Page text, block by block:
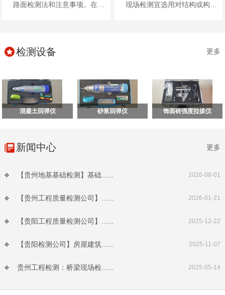
路面检测法和注意事项。在高速公路路面检测中，主要采用的无损检测技术包括图像技术、频谱分析技术、超声波无损检测技术和激光检...
现场检测宜选用对结构或构件无损伤的检测方法。当选用局部破损的取样检测方法或原位检测方法时，宜选择结构构件受力较小的部位，...
检测设备 更多
混凝土回弹仪 砂浆回弹仪 饰面砖强度拉拔仪
新闻中心 更多
【贵州地基基础检测】基础...... 2026-08-01
【贵州工程质量检测公司】...... 2026-01-21
【贵阳工程质量检测公司】...... 2025-12-22
【贵阳检测公司】房屋建筑...... 2025-11-07
贵州工程检测：桥梁现场检...... 2025-05-14